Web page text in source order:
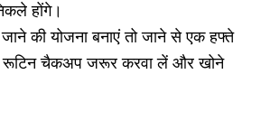
होंगे।
की योजना बनाएं तो जाने से एक हफ्ते
रूटिन चैकअप जरूर करवा लें और खोने